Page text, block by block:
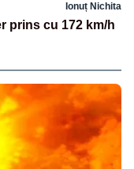
Ionuț Nichita
prins cu 172 km/h